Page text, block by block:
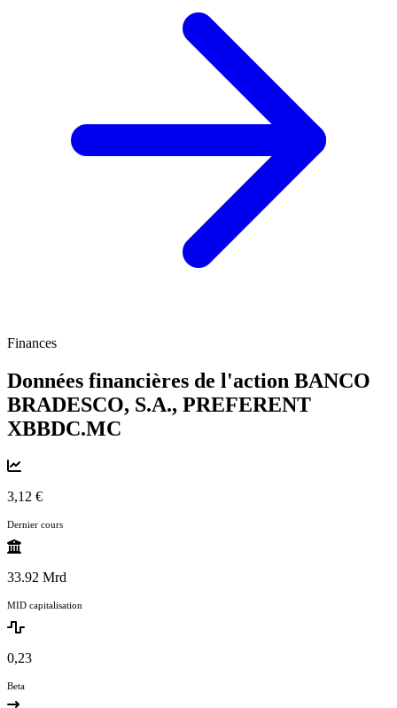
Finances
Données financières de l'action BANCO
BRADESCO, S.A., PREFERENT
XBBDC.MC
3,12 €
Dernier cours
33.92 Mrd
MID capitalisation
0,23
Beta